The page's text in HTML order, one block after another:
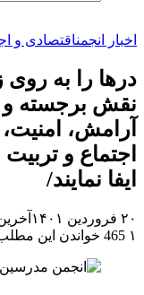
اخبار انجمناقتصادی و
درها را به روی
نقش برجسته‌ و
آرامش،
اجتماع و
ایفا نمایند/
۲۰ فروردین ۱۴۰۱
آخرین
۱
خواندن این مطلب 4 دقیقه زمان